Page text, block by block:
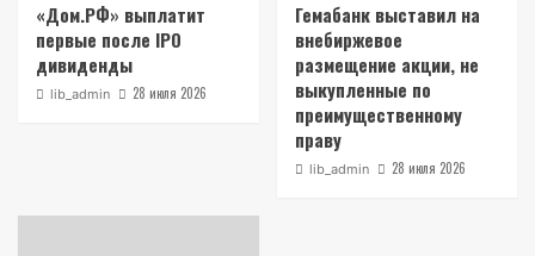
«Дом.РФ» выплатит
первые после IPO
дивиденды
lib_admin 28 июля 2026
Гемабанк выставил на
внебиржевое
размещение акции, не
выкупленные по
преимущественному
праву
lib_admin 28 июля 2026